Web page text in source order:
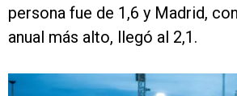
persona fue de 1,6 y Madrid,
anual más alto, llegó al 2,1.